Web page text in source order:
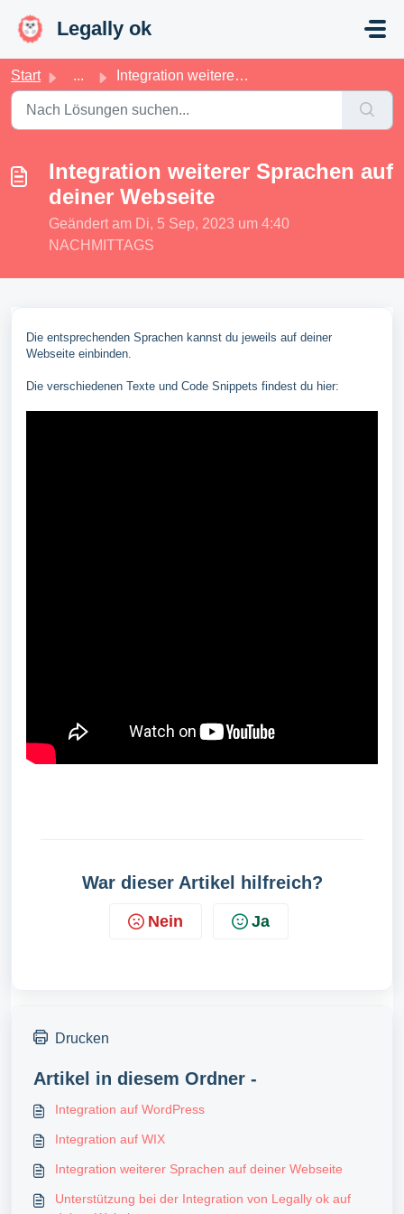
Legally ok
Start ... Integration weiterer Sprachen auf deiner Webseite
Integration weiterer Sprachen auf
deiner Webseite
Geändert am Di, 5 Sep, 2023 um 4:40
NACHMITTAGS
Die entsprechenden Sprachen kannst du jeweils auf deiner
Webseite einbinden.
Die verschiedenen Texte und Code Snippets findest du hier:
War dieser Artikel hilfreich?
Nein Ja
Drucken
Artikel in diesem Ordner -
Integration auf WordPress
Integration auf WIX
Integration weiterer Sprachen auf deiner Webseite
Unterstützung bei der Integration von Legally ok auf